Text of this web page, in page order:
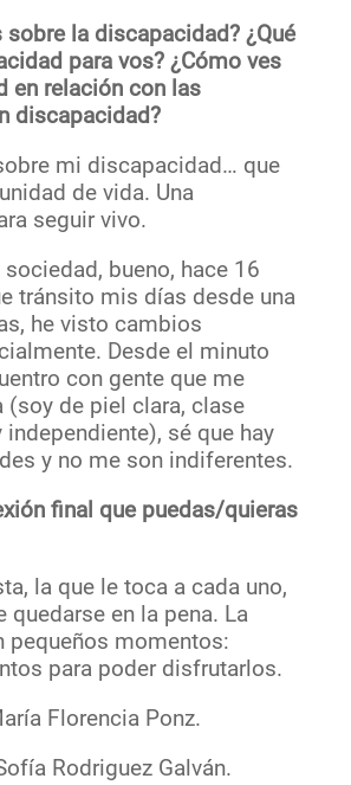
sobre la discapacidad? ¿Qué
para vos? ¿Cómo ves
en relación con las
discapacidad?
mi discapacidad… que
de vida. Una
seguir vivo.
bueno, hace 16
tránsito mis días desde una
he visto cambios
Desde el minuto
con gente que me
(soy de piel clara, clase
sé que hay
y no me son indiferentes.
final que puedas/quieras
la que le toca a cada uno,
quedarse en la pena. La
pequeños momentos:
para poder disfrutarlos.
Florencia Ponz.
Rodriguez Galván.